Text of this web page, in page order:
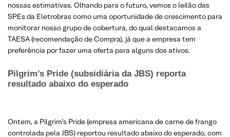
nossas estimativas. Olhando para o futuro, vemos o leilão das
SPEs da Eletrobras como uma oportunidade de crescimento para
monitorar nosso grupo de cobertura, do qual destacamos a
TAESA (recomendação de Compra), já que a empresa tem
preferência por fazer uma oferta para alguns dos ativos.
Pilgrim’s Pride (subsidiária da JBS) reporta
resultado abaixo do esperado
Ontem, a Pilgrim’s Pride (empresa americana de carne de frango
controlada pela JBS) reportou resultado abaixo do esperado, com